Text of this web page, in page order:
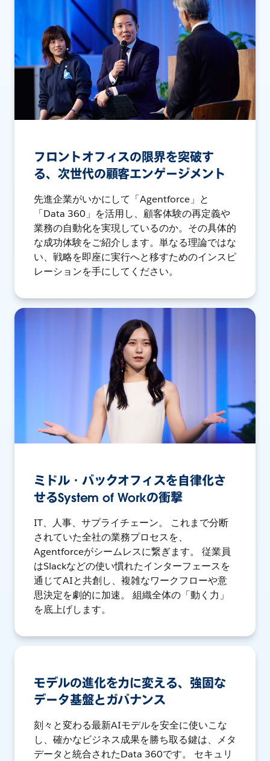
フロントオフィスの限界を突破す
る、次世代の顧客エンゲージメント
先進企業がいかにして「Agentforce」と
「Data 360」を活用し、顧客体験の再定義や
業務の自動化を実現しているのか。その具体的
な成功体験をご紹介します。単なる理論ではな
い、戦略を即座に実行へと移すためのインスピ
レーションを手にしてください。
ミドル・バックオフィスを自律化さ
せるSystem of Workの衝撃
IT、人事、サプライチェーン。 これまで分断
されていた全社の業務プロセスを、
Agentforceがシームレスに繋ぎます。 従業員
はSlackなどの使い慣れたインターフェースを
通じてAIと共創し、複雑なワークフローや意
思決定を劇的に加速。 組織全体の「動く力」
を底上げします。
モデルの進化を力に変える、強固な
データ基盤とガバナンス
刻々と変わる最新AIモデルを安全に使いこな
し、確かなビジネス成果を勝ち取る鍵は、メタ
データと統合されたData 360です。 セキュリ